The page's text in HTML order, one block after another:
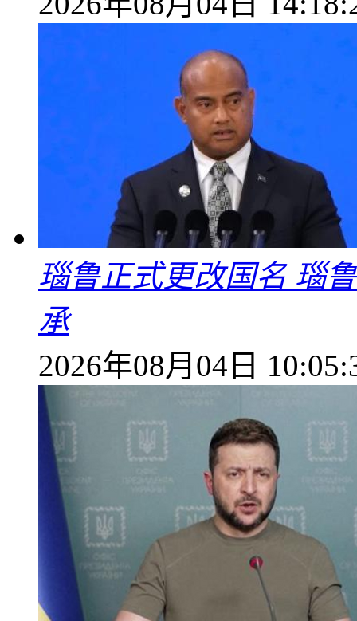
瑙鲁正式更改国名 瑙
承
2026年08月04日